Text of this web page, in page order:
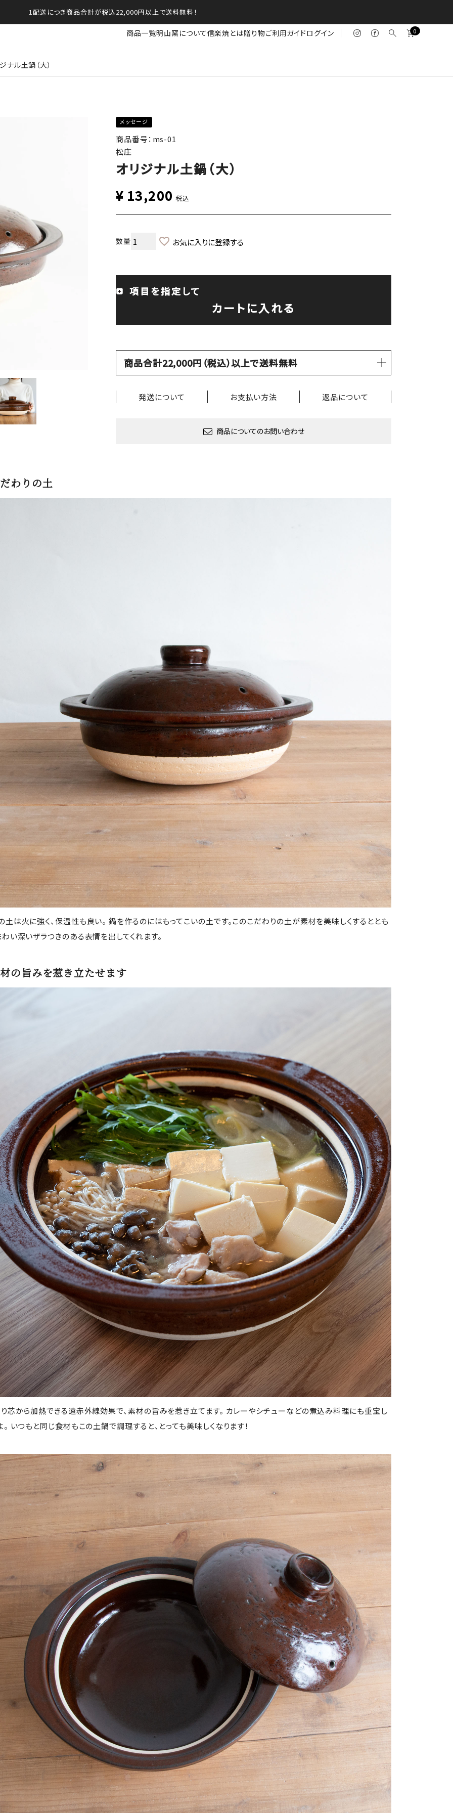
1配送につき商品合計が税込22,000円以上で送料無料！
商品一覧明山窯について信楽焼とは贈り物ご利用ガイドログイン 0
ナル土鍋（大）
メッセージ
商品番号：ms-01
松庄
オリジナル土鍋（大）
¥ 13,200 税込
お気に入りに登録する
項目を指定して
カートに入れる
商品合計22,000円（税込）以上で送料無料
発送について お支払い方法 返品について
商品についてのお問い合わせ
わりの土
土は火に強く、保温性も良い。 鍋を作るのにはもってこいの土です。このこだわりの土が素材を美味しくするととも
わい深いザラつきのある表情を出してくれます。
の旨みを惹き立たせます
り芯から加熱できる遠赤外線効果で、素材の旨みを惹き立てます。 カレーやシチューなどの煮込み料理にも重宝し
。 いつもと同じ食材もこの土鍋で調理すると、とっても美味しくなります！